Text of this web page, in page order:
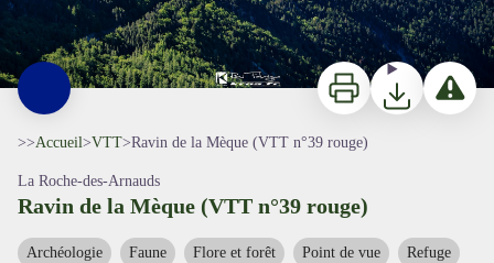
Voir l'image en plein écran
ImprimerTéléchargerSignaler
>>Accueil>VTT>Ravin de la Mèque (VTT n°39 rouge)
La Roche-des-Arnauds
Ravin de la Mèque (VTT n°39 rouge)
Archéologie Faune Flore et forêt Point de vue Refuge